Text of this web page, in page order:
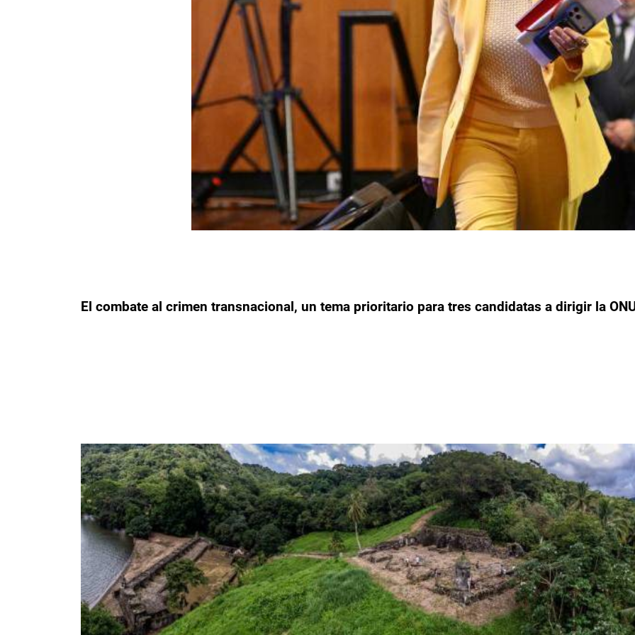
El combate al crimen transnacional, un tema prioritario para tres candidatas a dirigir la